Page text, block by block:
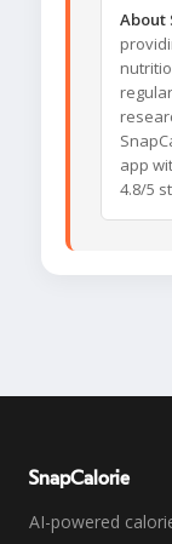
About
app
4.8/5
SnapCalorie
AI-powered